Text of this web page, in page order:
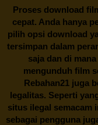
Proses download
cepat. Anda hanya
pilih opsi download
tersimpan dalam
saja dan di
mengunduh film
Rebahan21 juga
legalitas. Seperti
situs ilegal semacam
sebagai pengguna